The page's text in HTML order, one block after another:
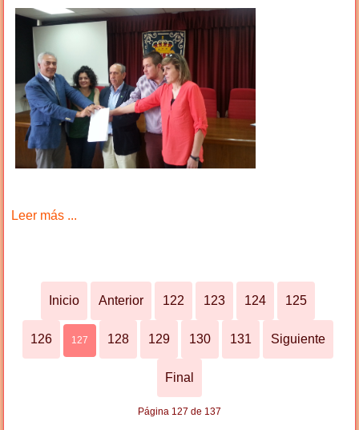
Leer más ...
Inicio Anterior 122 123 124 125
126 127 128 129 130 131 Siguiente
Final
Página 127 de 137